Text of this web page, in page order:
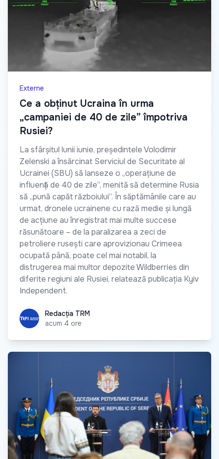
Externe
Ce a obținut Ucraina în urma
„campaniei de 40 de zile” împotriva
Rusiei?
La sfârșitul lunii iunie, președintele Volodimir
Zelenski a însărcinat Serviciul de Securitate al
Ucrainei (SBU) să lanseze o „operațiune de
influență de 40 de zile”, menită să determine Rusia
să „pună capăt războiului”. În săptămânile care au
urmat, dronele ucrainene cu rază medie și lungă
de acțiune au înregistrat mai multe succese
răsunătoare – de la paralizarea a zeci de
petroliere rusești care aprovizionau Crimeea
ocupată până, poate cel mai notabil, la
distrugerea mai multor depozite Wildberries din
diferite regiuni ale Rusiei, relatează publicația Kyiv
Independent.
Redacția TRM
Redacția TRM
acum 4 ore